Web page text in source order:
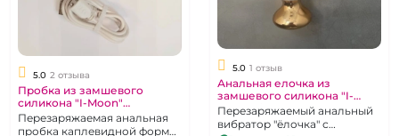
5.0 2 отзыва
Пробка из замшевого
силикона "I-Moon"
перезаряжаемая бело-
розовое амбре на д/у
Перезаряжаемая анальная
пробка каплевидной формы
5.0 1 отзыв
Анальная елочка из
замшевого силикона "I-
Moon" бело-розовое амбре
перезаряжаемая на д/у
Перезаряжаемый анальный
вибратор "ёлочка" с